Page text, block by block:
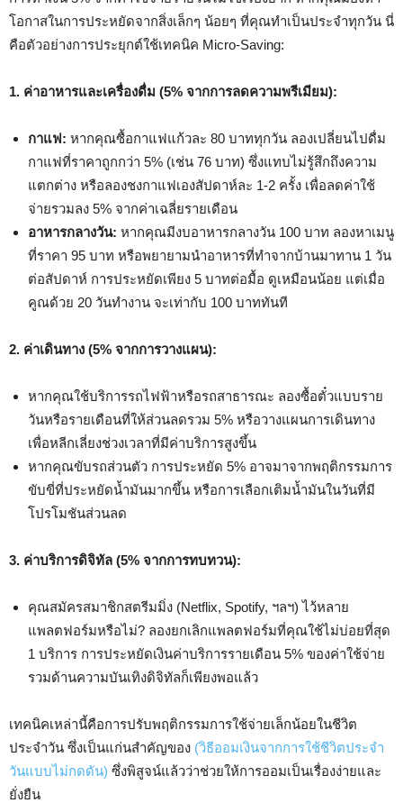
โอกาสในการประหยัดจากสิ่งเล็กๆ น้อยๆ ที่คุณทำเป็นประจำทุกวัน นี่
คือตัวอย่างการประยุกต์ใช้เทคนิค Micro-Saving:
1. ค่าอาหารและเครื่องดื่ม (5% จากการลดความพรีเมียม):
กาแฟ: หากคุณซื้อกาแฟแก้วละ 80 บาททุกวัน ลองเปลี่ยนไปดื่ม
กาแฟที่ราคาถูกกว่า 5% (เช่น 76 บาท) ซึ่งแทบไม่รู้สึกถึงความ
แตกต่าง หรือลองชงกาแฟเองสัปดาห์ละ 1-2 ครั้ง เพื่อลดค่าใช้
จ่ายรวมลง 5% จากค่าเฉลี่ยรายเดือน
อาหารกลางวัน: หากคุณมีงบอาหารกลางวัน 100 บาท ลองหาเมนู
ที่ราคา 95 บาท หรือพยายามนำอาหารที่ทำจากบ้านมาทาน 1 วัน
ต่อสัปดาห์ การประหยัดเพียง 5 บาทต่อมื้อ ดูเหมือนน้อย แต่เมื่อ
คูณด้วย 20 วันทำงาน จะเท่ากับ 100 บาททันที
2. ค่าเดินทาง (5% จากการวางแผน):
หากคุณใช้บริการรถไฟฟ้าหรือรถสาธารณะ ลองซื้อตั๋วแบบราย
วันหรือรายเดือนที่ให้ส่วนลดรวม 5% หรือวางแผนการเดินทาง
เพื่อหลีกเลี่ยงช่วงเวลาที่มีค่าบริการสูงขึ้น
หากคุณขับรถส่วนตัว การประหยัด 5% อาจมาจากพฤติกรรมการ
ขับขี่ที่ประหยัดน้ำมันมากขึ้น หรือการเลือกเติมน้ำมันในวันที่มี
โปรโมชันส่วนลด
3. ค่าบริการดิจิทัล (5% จากการทบทวน):
คุณสมัครสมาชิกสตรีมมิ่ง (Netflix, Spotify, ฯลฯ) ไว้หลาย
แพลตฟอร์มหรือไม่? ลองยกเลิกแพลตฟอร์มที่คุณใช้ไม่บ่อยที่สุด
1 บริการ การประหยัดเงินค่าบริการรายเดือน 5% ของค่าใช้จ่าย
รวมด้านความบันเทิงดิจิทัลก็เพียงพอแล้ว
เทคนิคเหล่านี้คือการปรับพฤติกรรมการใช้จ่ายเล็กน้อยในชีวิต
ประจำวัน ซึ่งเป็นแก่นสำคัญของ (วิธีออมเงินจากการใช้ชีวิตประจำ
วันแบบไม่กดดัน) ซึ่งพิสูจน์แล้วว่าช่วยให้การออมเป็นเรื่องง่ายและ
ยั่งยืน